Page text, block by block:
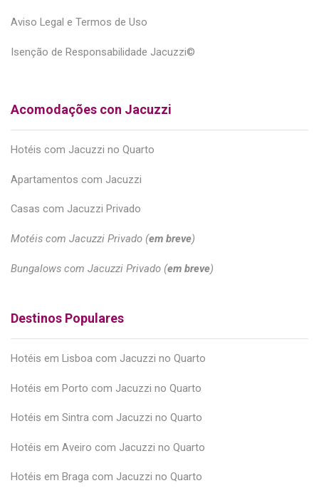
Aviso Legal e Termos de Uso
Isenção de Responsabilidade Jacuzzi©
Acomodações con Jacuzzi
Hotéis com Jacuzzi no Quarto
Apartamentos com Jacuzzi
Casas com Jacuzzi Privado
Motéis com Jacuzzi Privado (em breve)
Bungalows com Jacuzzi Privado (em breve)
Destinos Populares
Hotéis em Lisboa com Jacuzzi no Quarto
Hotéis em Porto com Jacuzzi no Quarto
Hotéis em Sintra com Jacuzzi no Quarto
Hotéis em Aveiro com Jacuzzi no Quarto
Hotéis em Braga com Jacuzzi no Quarto